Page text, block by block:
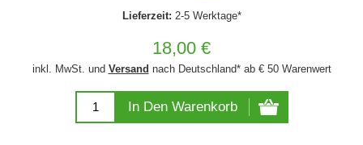
Lieferzeit: 2-5 Werktage*
18,00 €
inkl. MwSt. und Versand nach Deutschland* ab € 50 Warenwert
In Den Warenkorb